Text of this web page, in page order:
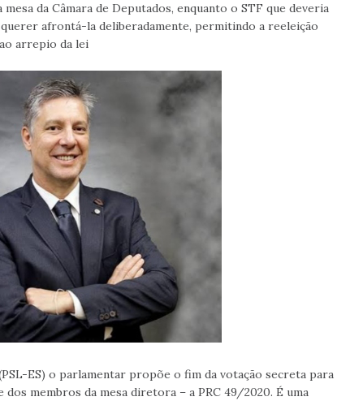
da Câmara de Deputados, enquanto o STF que deveria
afrontá-la deliberadamente, permitindo a reeleição
arrepio da lei
ES) o parlamentar propõe o fim da votação secreta para
membros da mesa diretora – a PRC 49/2020. É uma